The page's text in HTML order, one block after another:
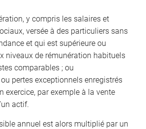
y compris les salaires et
versée à des particuliers sans
et qui est supérieure ou
niveaux de rémunération habituels
comparables ; ou
pertes exceptionnels enregistrés
exercice, par exemple à la vente
actif.
annuel est alors multiplié par un